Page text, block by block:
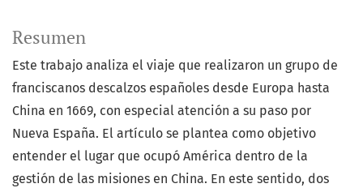
Resumen
Este trabajo analiza el viaje que realizaron un grupo de
franciscanos descalzos españoles desde Europa hasta
China en 1669, con especial atención a su paso por
Nueva España. El artículo se plantea como objetivo
entender el lugar que ocupó América dentro de la
gestión de las misiones en China. En este sentido, dos